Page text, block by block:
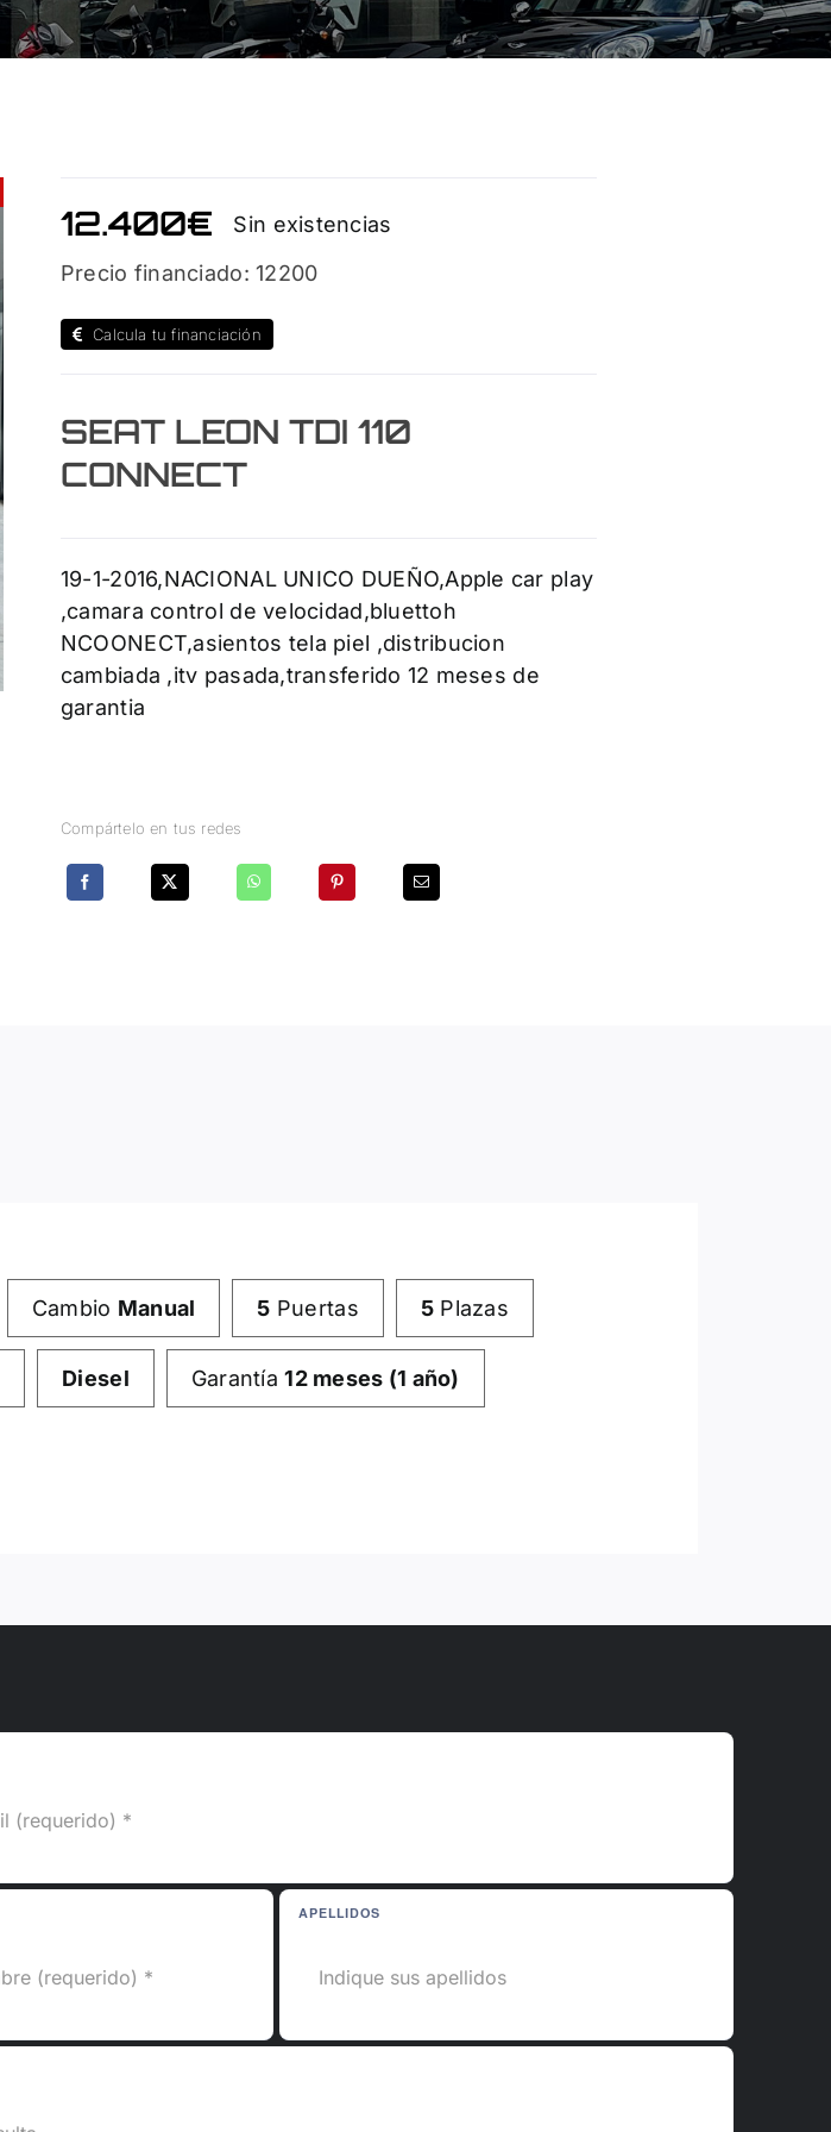
12.400€
Sin existencias
Precio financiado: 12200
Calcula tu financiación
SEAT LEON TDI 110
CONNECT
19-1-2016,NACIONAL UNICO DUEÑO,Apple car play
,camara control de velocidad,bluettoh
NCOONECT,asientos tela piel ,distribucion
cambiada ,itv pasada,transferido 12 meses de
garantia
Compártelo en tus redes
Cambio Manual 5 Puertas 5 Plazas
Diesel Garantía12 meses (1 año)
APELLIDOS